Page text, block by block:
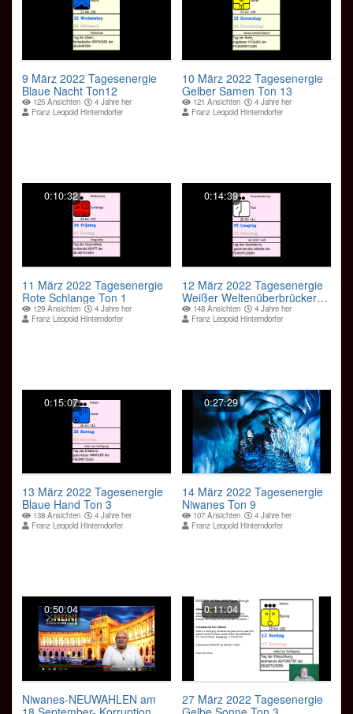
9 März 2022 Tagesenergie
Blaue Nacht Ton12
125 Ansichten
4 Jahre her
Franz Leopold Hinterndorfer
10 März 2022 Tagesenergie
Gelber Samen Ton 13
121 Ansichten
4 Jahre her
Franz Leopold Hinterndorfer
0:10:32
11 März 2022 Tagesenergie
Rote Schlange Ton 1
129 Ansichten
4 Jahre her
Franz Leopold Hinterndorfer
0:14:39
12 März 2022 Tagesenergie
Weißer Weltenüberbrücker
Ton 2
148 Ansichten
4 Jahre her
Franz Leopold Hinterndorfer
0:15:07
13 März 2022 Tagesenergie
Blaue Hand Ton 3
138 Ansichten
4 Jahre her
Franz Leopold Hinterndorfer
0:27:29
14 März 2022 Tagesenergie
Niwanes Ton 9
107 Ansichten
4 Jahre her
Franz Leopold Hinterndorfer
0:50:04
Niwanes-NEUWAHLEN am
0:11:04
27 März 2022 Tagesenergie